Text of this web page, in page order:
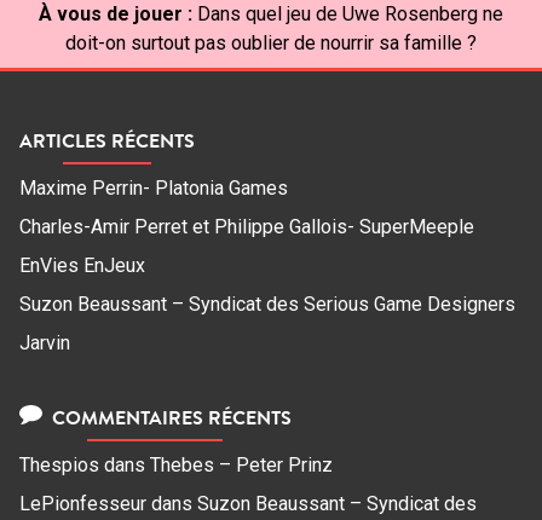
À vous de jouer : Dans quel jeu de Uwe Rosenberg ne
doit-on surtout pas oublier de nourrir sa famille ?
ARTICLES RÉCENTS
Maxime Perrin- Platonia Games
Charles-Amir Perret et Philippe Gallois- SuperMeeple
EnVies EnJeux
Suzon Beaussant – Syndicat des Serious Game Designers
Jarvin
COMMENTAIRES RÉCENTS
Thespios dans Thebes – Peter Prinz
LePionfesseur dans Suzon Beaussant – Syndicat des